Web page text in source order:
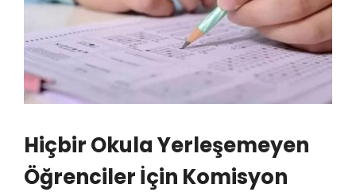
Hiçbir Okula Yerleşemeyen
Öğrenciler İçin Komisyon